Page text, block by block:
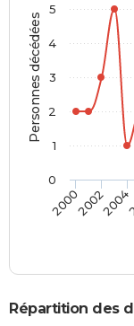
Personnes décédées
200020022004
0
1
2
3
4
5
Répartition des